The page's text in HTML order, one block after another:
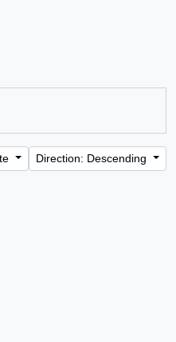
Direction: Descending